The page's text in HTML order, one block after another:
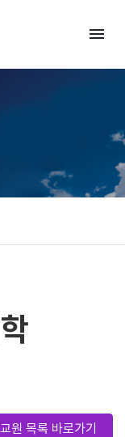
menu
교원 목록 바로가기